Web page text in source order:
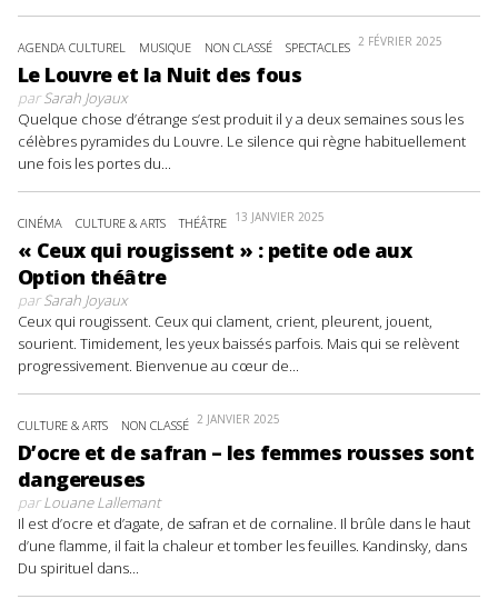
AGENDA CULTUREL MUSIQUE NON CLASSÉ SPECTACLES 2 FÉVRIER 2025
Le Louvre et la Nuit des fous
parSarah Joyaux
Quelque chose d’étrange s’est produit il y a deux semaines sous les
célèbres pyramides du Louvre. Le silence qui règne habituellement
une fois les portes du...
CINÉMA CULTURE & ARTS THÉÂTRE 13 JANVIER 2025
« Ceux qui rougissent » : petite ode aux
Option théâtre
parSarah Joyaux
Ceux qui rougissent. Ceux qui clament, crient, pleurent, jouent,
sourient. Timidement, les yeux baissés parfois. Mais qui se relèvent
progressivement. Bienvenue au cœur de...
CULTURE & ARTS NON CLASSÉ 2 JANVIER 2025
D’ocre et de safran – les femmes rousses sont
dangereuses
parLouane Lallemant
Il est d’ocre et d’agate, de safran et de cornaline. Il brûle dans le haut
d’une flamme, il fait la chaleur et tomber les feuilles. Kandinsky, dans
Du spirituel dans...